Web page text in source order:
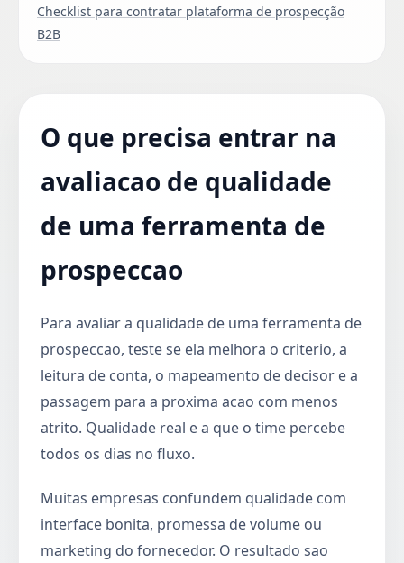
Checklist para contratar plataforma de prospecção
B2B
O que precisa entrar na
avaliacao de qualidade
de uma ferramenta de
prospeccao
Para avaliar a qualidade de uma ferramenta de
prospeccao, teste se ela melhora o criterio, a
leitura de conta, o mapeamento de decisor e a
passagem para a proxima acao com menos
atrito. Qualidade real e a que o time percebe
todos os dias no fluxo.
Muitas empresas confundem qualidade com
interface bonita, promessa de volume ou
marketing do fornecedor. O resultado sao